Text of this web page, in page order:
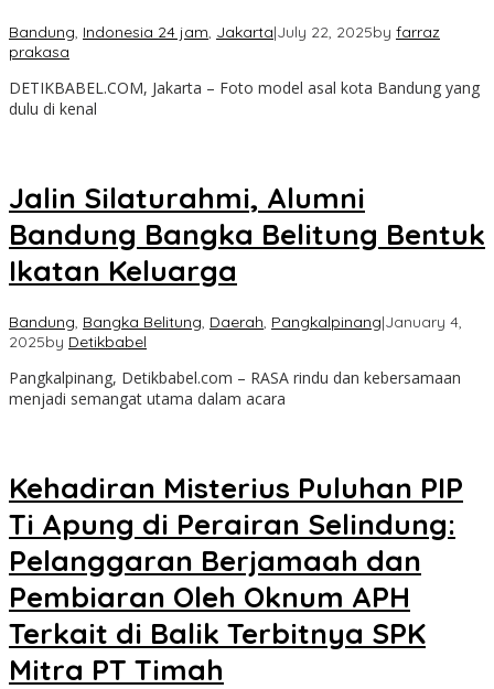
Bandung, Indonesia 24 jam, Jakarta|July 22, 2025by farraz
prakasa
DETIKBABEL.COM, Jakarta – Foto model asal kota Bandung yang
dulu di kenal
Jalin Silaturahmi, Alumni
Bandung Bangka Belitung Bentuk
Ikatan Keluarga
Bandung, Bangka Belitung, Daerah, Pangkalpinang|January 4,
2025by Detikbabel
Pangkalpinang, Detikbabel.com – RASA rindu dan kebersamaan
menjadi semangat utama dalam acara
Kehadiran Misterius Puluhan PIP
Ti Apung di Perairan Selindung:
Pelanggaran Berjamaah dan
Pembiaran Oleh Oknum APH
Terkait di Balik Terbitnya SPK
Mitra PT Timah